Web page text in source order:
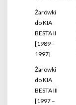
Żarówki
do KIA
BESTA II
[1989 –
1997]
Żarówki
do KIA
BESTA III
[1997 –